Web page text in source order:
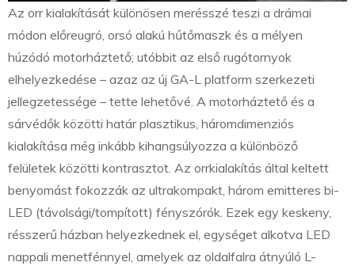
Az orr kialakítását különösen merésszé teszi a drámai
módon előreugró, orsó alakú hűtőmaszk és a mélyen
húzódó motorháztető; utóbbit az első rugótornyok
elhelyezkedése – azaz az új GA-L platform szerkezeti
jellegzetessége – tette lehetővé. A motorháztető és a
sárvédők közötti határ plasztikus, háromdimenziós
kialakítása még inkább kihangsúlyozza a különböző
felületek közötti kontrasztot. Az orrkialakítás által keltett
benyomást fokozzák az ultrakompakt, három emitteres bi-
LED (távolsági/tompított) fényszórók. Ezek egy keskeny,
résszerű házban helyezkednek el, egységet alkotva LED
nappali menetfénnyel, amelyek az oldalfalra átnyúló L-